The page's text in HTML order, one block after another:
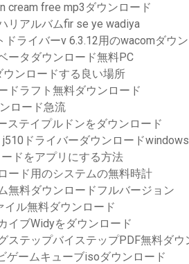
cream free mp3ダウンロード
リアルバムfir se ye wadiya
ドライバーv 6.3.12用のwacomダウ
ータダウンロード無料PC
ウンロードする良い場所
ドラフト無料ダウンロード
ロード急流
ステイプルドンをダウンロード
ドライバーダウンロード
ドをアプリにする方法
ード用のシステムの無料時計
無料ダウンロードフルバージョン
イル無料ダウンロード
イブWidyをダウンロード
ステップバイステップPDF無料ダウ
ゲームキューブisoダウンロード